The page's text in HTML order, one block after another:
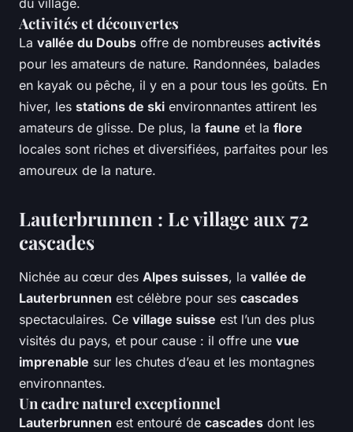
du village.
Activités et découvertes
La vallée du Doubs offre de nombreuses activités
pour les amateurs de nature. Randonnées, balades
en kayak ou pêche, il y en a pour tous les goûts. En
hiver, les stations de ski environnantes attirent les
amateurs de glisse. De plus, la faune et la flore
locales sont riches et diversifiées, parfaites pour les
amoureux de la nature.
Lauterbrunnen : Le village aux 72
cascades
Nichée au cœur des Alpes suisses, la vallée de
Lauterbrunnen est célèbre pour ses cascades
spectaculaires. Ce village suisse est l’un des plus
visités du pays, et pour cause : il offre une vue
imprenable sur les chutes d’eau et les montagnes
environnantes.
Un cadre naturel exceptionnel
Lauterbrunnen est entouré de cascades dont les